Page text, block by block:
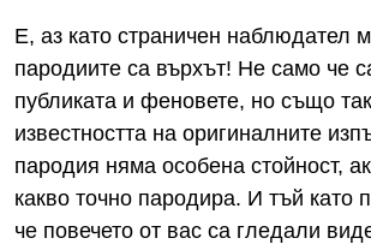
Е, аз като страничен наблюдател
пародиите са върхът! Не само че
публиката и феновете, но също
известността на оригиналните
пародия няма особена стойност,
какво точно пародира. И тъй като
че повечето от вас са гледали